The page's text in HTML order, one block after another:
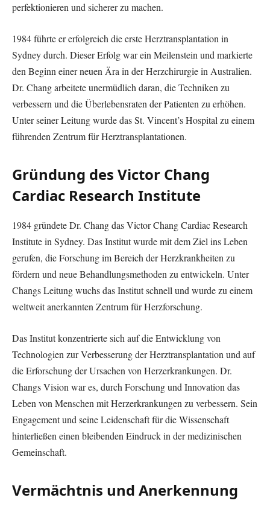
perfektionieren und sicherer zu machen.
1984 führte er erfolgreich die erste Herztransplantation in
Sydney durch. Dieser Erfolg war ein Meilenstein und markierte
den Beginn einer neuen Ära in der Herzchirurgie in Australien.
Dr. Chang arbeitete unermüdlich daran, die Techniken zu
verbessern und die Überlebensraten der Patienten zu erhöhen.
Unter seiner Leitung wurde das St. Vincent’s Hospital zu einem
führenden Zentrum für Herztransplantationen.
Gründung des Victor Chang
Cardiac Research Institute
1984 gründete Dr. Chang das Victor Chang Cardiac Research
Institute in Sydney. Das Institut wurde mit dem Ziel ins Leben
gerufen, die Forschung im Bereich der Herzkrankheiten zu
fördern und neue Behandlungsmethoden zu entwickeln. Unter
Changs Leitung wuchs das Institut schnell und wurde zu einem
weltweit anerkannten Zentrum für Herzforschung.
Das Institut konzentrierte sich auf die Entwicklung von
Technologien zur Verbesserung der Herztransplantation und auf
die Erforschung der Ursachen von Herzerkrankungen. Dr.
Changs Vision war es, durch Forschung und Innovation das
Leben von Menschen mit Herzerkrankungen zu verbessern. Sein
Engagement und seine Leidenschaft für die Wissenschaft
hinterließen einen bleibenden Eindruck in der medizinischen
Gemeinschaft.
Vermächtnis und Anerkennung